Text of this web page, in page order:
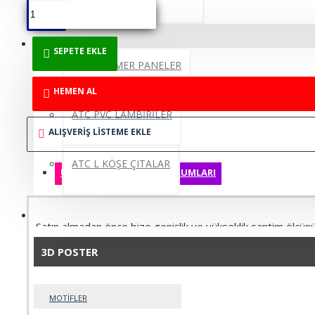
PVC MERMER LEVHALAR
PVC MERMER PANELER
ATC PVC LAMBİRİLER
ATC L KÖŞE ÇITALAR
3D POSTER
MOTİFLER
SEPETE EKLE
HEMEN AL
ALIŞVERIŞ LISTEME EKLE
ÜRÜN BILGISI ÜRÜN YORUMLARI
Satın almadan önce bize genişlik ve yükseklik santim
tavsiye ederiz. Farklı zamanlarda aldığınız ürünlerde renk